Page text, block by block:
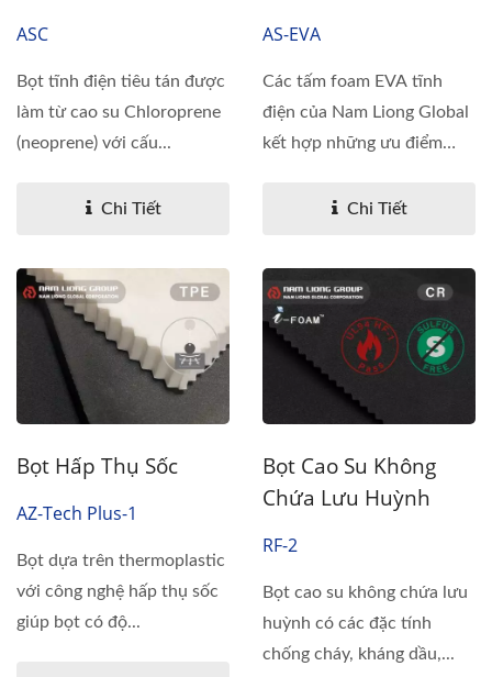
ASC
Bọt tĩnh điện tiêu tán được
làm từ cao su Chloroprene
(neoprene) với cấu...
Chi Tiết
AS-EVA
Các tấm foam EVA tĩnh
điện của Nam Liong Global
kết hợp những ưu điểm
Chi Tiết
Bọt Hấp Thụ Sốc
AZ-Tech Plus-1
Bọt dựa trên thermoplastic
với công nghệ hấp thụ sốc
giúp bọt có độ...
Bọt Cao Su Không
Chứa Lưu Huỳnh
RF-2
Bọt cao su không chứa lưu
huỳnh có các đặc tính
chống cháy, kháng dầu,...